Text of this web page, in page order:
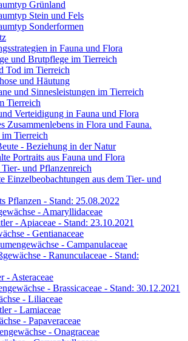
Grünland
Stein und Fels
Sonderformen
in Fauna und Flora
und Brutpflege im Tierreich
Tod im Tierreich
und Häutung
und Sinnesleistungen im Tierreich
Tierreich
Verteidigung in Fauna und Flora
Zusammenlebens in Flora und Fauna.
Tierreich
- Beziehung in der Natur
Portraits aus Fauna und Flora
und Pflanzenreich
Einzelbeobachtungen aus dem Tier- und
Pflanzen - Stand: 25.08.2022
- Amaryllidaceae
- Apiaceae - Stand: 23.10.2021
- Gentianaceae
- Campanulaceae
- Ranunculaceae - Stand:
- Asteraceae
- Brassicaceae - Stand: 30.12.2021
- Liliaceae
- Lamiaceae
- Papaveraceae
- Onagraceae